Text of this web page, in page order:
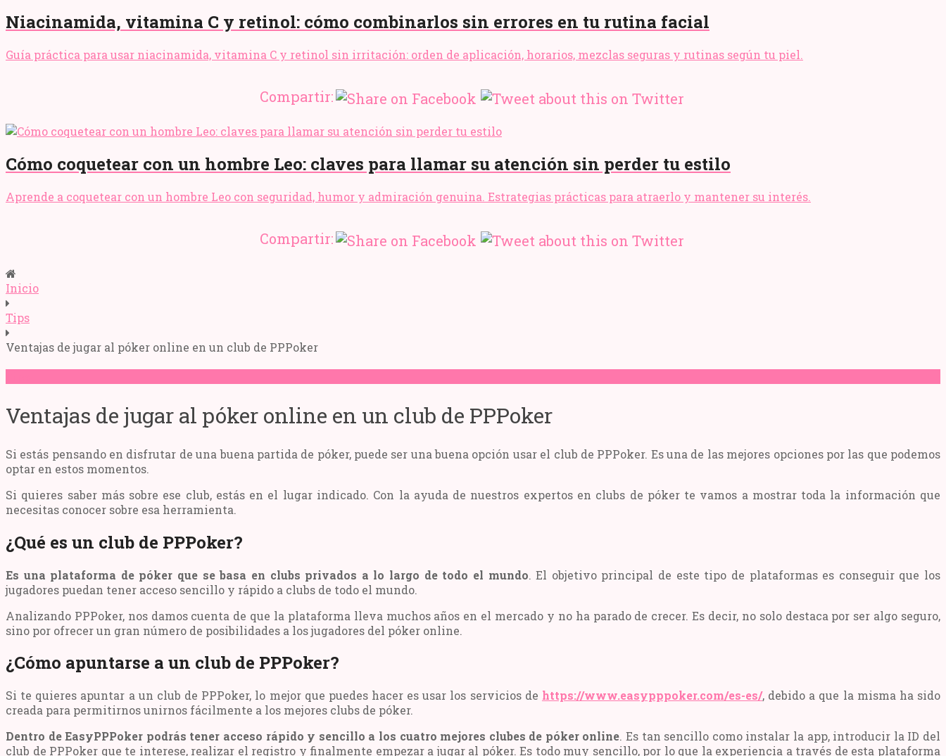
Niacinamida, vitamina C y retinol: cómo combinarlos sin errores en tu rutina facial
Guía práctica para usar niacinamida, vitamina C y retinol sin irritación: orden de aplicación, horarios, mezclas seguras y rutinas según tu piel.
Compartir:
Cómo coquetear con un hombre Leo: claves para llamar su atención sin perder tu estilo
Aprende a coquetear con un hombre Leo con seguridad, humor y admiración genuina. Estrategias prácticas para atraerlo y mantener su interés.
Compartir:
Inicio
Tips
Ventajas de jugar al póker online en un club de PPPoker
Ventajas de jugar al póker online en un club de PPPoker
Si estás pensando en disfrutar de una buena partida de póker, puede ser una buena opción usar el club de PPPoker. Es una de las mejores opciones por las que podemos
optar en estos momentos.
Si quieres saber más sobre ese club, estás en el lugar indicado. Con la ayuda de nuestros expertos en clubs de póker te vamos a mostrar toda la información que
necesitas conocer sobre esa herramienta.
¿Qué es un club de PPPoker?
Es una plataforma de póker que se basa en clubs privados a lo largo de todo el mundo. El objetivo principal de este tipo de plataformas es conseguir que los
jugadores puedan tener acceso sencillo y rápido a clubs de todo el mundo.
Analizando PPPoker, nos damos cuenta de que la plataforma lleva muchos años en el mercado y no ha parado de crecer. Es decir, no solo destaca por ser algo seguro,
sino por ofrecer un gran número de posibilidades a los jugadores del póker online.
¿Cómo apuntarse a un club de PPPoker?
Si te quieres apuntar a un club de PPPoker, lo mejor que puedes hacer es usar los servicios de https://www.easypppoker.com/es-es/, debido a que la misma ha sido
creada para permitirnos unirnos fácilmente a los mejores clubs de póker.
Dentro de EasyPPPoker podrás tener acceso rápido y sencillo a los cuatro mejores clubes de póker online. Es tan sencillo como instalar la app, introducir la ID del
club de PPPoker que te interese, realizar el registro y finalmente empezar a jugar al póker. Es todo muy sencillo, por lo que la experiencia a través de esta plataforma